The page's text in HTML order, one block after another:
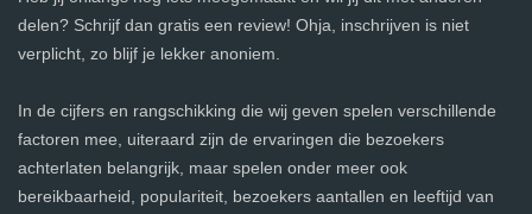
delen? Schrijf dan gratis een review! Ohja, inschrijven is niet
verplicht, zo blijf je lekker anoniem.
In de cijfers en rangschikking die wij geven spelen verschillende
factoren mee, uiteraard zijn de ervaringen die bezoekers
achterlaten belangrijk, maar spelen onder meer ook
bereikbaarheid, populariteit, bezoekers aantallen en leeftijd van